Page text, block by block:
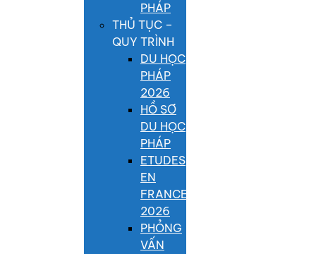
PHÁP
THỦ TỤC –
QUY TRÌNH
DU HỌC
PHÁP
2026
HỒ SƠ
DU HỌC
PHÁP
ETUDES
EN
FRANCE
2026
PHỎNG
VẤN